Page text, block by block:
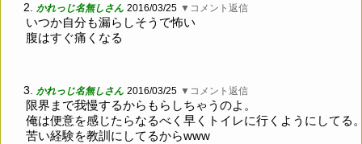
2. かれっじ名無しさん 2016/03/25 ▼コメント返信
いつか自分も漏らしそうで怖い
腹はすぐ痛くなる
3. かれっじ名無しさん 2016/03/25 ▼コメント返信
限界まで我慢するからもらしちゃうのよ。
俺は便意を感じたらなるべく早くトイレに行くようにしてる
苦い経験を教訓にしてるからwww